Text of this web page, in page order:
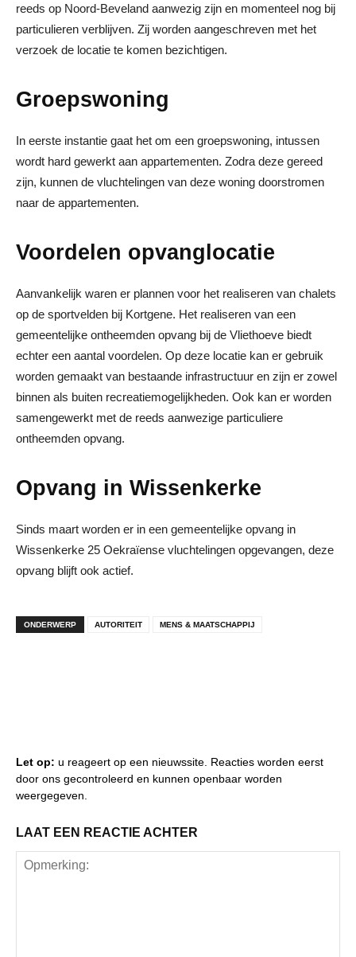
reeds op Noord-Beveland aanwezig zijn en momenteel nog bij
particulieren verblijven. Zij worden aangeschreven met het
verzoek de locatie te komen bezichtigen.
Groepswoning
In eerste instantie gaat het om een groepswoning, intussen
wordt hard gewerkt aan appartementen. Zodra deze gereed
zijn, kunnen de vluchtelingen van deze woning doorstromen
naar de appartementen.
Voordelen opvanglocatie
Aanvankelijk waren er plannen voor het realiseren van chalets
op de sportvelden bij Kortgene. Het realiseren van een
gemeentelijke ontheemden opvang bij de Vliethoeve biedt
echter een aantal voordelen. Op deze locatie kan er gebruik
worden gemaakt van bestaande infrastructuur en zijn er zowel
binnen als buiten recreatiemogelijkheden. Ook kan er worden
samengewerkt met de reeds aanwezige particuliere
ontheemden opvang.
Opvang in Wissenkerke
Sinds maart worden er in een gemeentelijke opvang in
Wissenkerke 25 Oekraïense vluchtelingen opgevangen, deze
opvang blijft ook actief.
ONDERWERP AUTORITEIT MENS & MAATSCHAPPIJ
Let op: u reageert op een nieuwssite. Reacties worden eerst
door ons gecontroleerd en kunnen openbaar worden
weergegeven.
LAAT EEN REACTIE ACHTER